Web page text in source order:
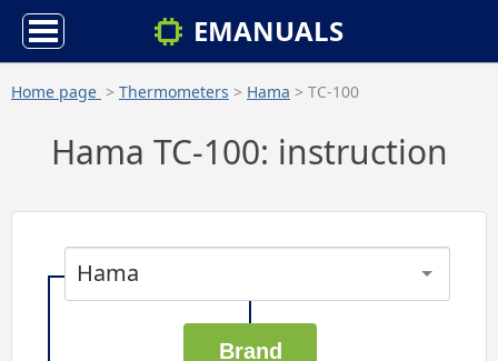
EMANUALS
Home page > Thermometers > Hama > TC-100
Hama TC-100: instruction
Hama